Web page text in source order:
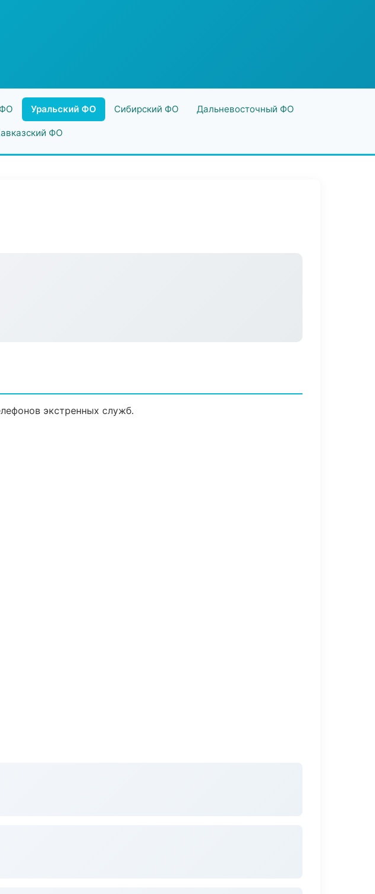
Уральский ФО Сибирский ФО Дальневосточный ФО
ФО
экстренных служб.